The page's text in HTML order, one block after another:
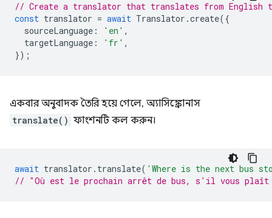
// Create a translator that translates from English
const translator = await Translator .create({
sourceLanguage : 'en' ,
targetLanguage : 'fr' ,
});
একবার অনুবাদক তৈরি হয়ে গেলে, অ্যাসিঙ্ক্রোনাস
translate() ফাংশনটি কল করুন।
await translator . translate( 'Where is the next bus
// "Où est le prochain arrêt de bus, s'il vous